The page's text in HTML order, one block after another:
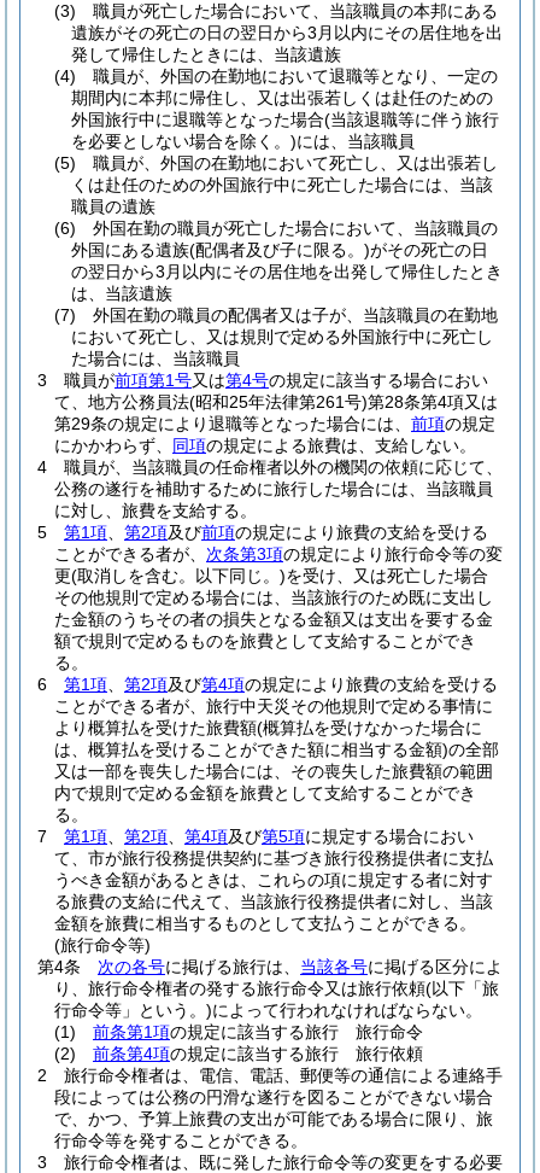
(3)
職員が死亡した場合において、当該職員の本邦にある
遺族がその死亡の日の翌日から3月以内にその居住地を出
発して帰住したときには、当該遺族
(4)
職員が、外国の在勤地において退職等となり、一定の
期間内に本邦に帰住し、又は出張若しくは赴任のための
外国旅行中に退職等となった場合(当該退職等に伴う旅行
を必要としない場合を除く。)には、当該職員
(5)
職員が、外国の在勤地において死亡し、又は出張若し
くは赴任のための外国旅行中に死亡した場合には、当該
職員の遺族
(6)
外国在勤の職員が死亡した場合において、当該職員の
外国にある遺族(配偶者及び子に限る。)がその死亡の日
の翌日から3月以内にその居住地を出発して帰住したとき
は、当該遺族
(7)
外国在勤の職員の配偶者又は子が、当該職員の在勤地
において死亡し、又は規則で定める外国旅行中に死亡し
た場合には、当該職員
3
職員が前項第1号又は第4号の規定に該当する場合におい
て、地方公務員法(昭和25年法律第261号)第28条第4項又は
第29条の規定により退職等となった場合には、 前項の規定
にかかわらず、 同項の規定による旅費は、支給しない。
4
職員が、当該職員の任命権者以外の機関の依頼に応じて、
公務の遂行を補助するために旅行した場合には、当該職員
に対し、旅費を支給する。
5
第1項 第2項及び前項の規定により旅費の支給を受ける
ことができる者が、 次条第3項の規定により旅行命令等の変
更(取消しを含む。以下同じ。)を受け、又は死亡した場合
その他規則で定める場合には、当該旅行のため既に支出し
た金額のうちその者の損失となる金額又は支出を要する金
額で規則で定めるものを旅費として支給することができ
る。
6
第1項 第2項及び第4項の規定により旅費の支給を受ける
ことができる者が、旅行中天災その他規則で定める事情に
より概算払を受けた旅費額(概算払を受けなかった場合に
は、概算払を受けることができた額に相当する金額)の全部
又は一部を喪失した場合には、その喪失した旅費額の範囲
内で規則で定める金額を旅費として支給することができ
る。
7
第1項 第2項 第4項及び第5項に規定する場合におい
て、市が旅行役務提供契約に基づき旅行役務提供者に支払
うべき金額があるときは、これらの項に規定する者に対す
る旅費の支給に代えて、当該旅行役務提供者に対し、当該
金額を旅費に相当するものとして支払うことができる。
(旅行命令等)
第4条
次の各号に掲げる旅行は、 当該各号に掲げる区分によ
り、旅行命令権者の発する旅行命令又は旅行依頼(以下「旅
行命令等」という。)によって行われなければならない。
(1)
前条第1項の規定に該当する旅行 旅行命令
(2)
前条第4項の規定に該当する旅行 旅行依頼
2
旅行命令権者は、電信、電話、郵便等の通信による連絡手
段によっては公務の円滑な遂行を図ることができない場合
で、かつ、予算上旅費の支出が可能である場合に限り、旅
行命令等を発することができる。
3
旅行命令権者は、既に発した旅行命令等の変更をする必要